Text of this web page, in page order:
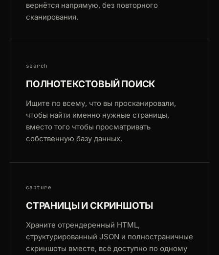
вернётся напрямую, без повторного
сканирования.
search
ПОЛНОТЕКСТОВЫЙ ПОИСК
Ищите по всему, что вы просканировали,
чтобы найти именно нужные страницы,
вместо того чтобы просматривать
собственную базу данных.
capture
СТРАНИЦЫ И СКРИНШОТЫ
Храните отрендеренный HTML,
структурированный JSON и полностраничные
скриншоты вместе, всё доступно по одному